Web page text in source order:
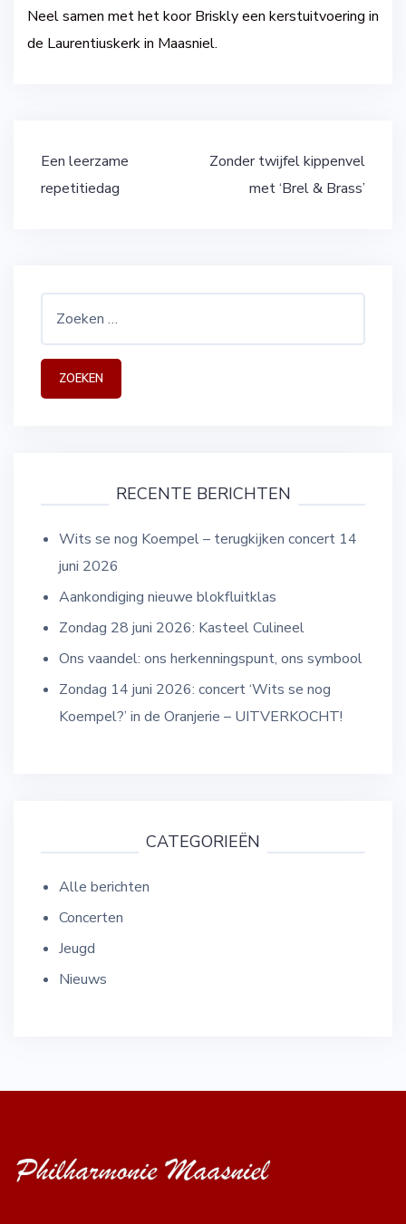
Neel samen met het koor Briskly een kerstuitvoering in
de Laurentiuskerk in Maasniel.
Bericht
navigatie
Een leerzame
repetitiedag
Zonder twijfel kippenvel
met ‘Brel & Brass’
RECENTE BERICHTEN
Wits se nog Koempel – terugkijken concert 14
juni 2026
Aankondiging nieuwe blokfluitklas
Zondag 28 juni 2026: Kasteel Culineel
Ons vaandel: ons herkenningspunt, ons symbool
Zondag 14 juni 2026: concert ‘Wits se nog
Koempel?’ in de Oranjerie – UITVERKOCHT!
CATEGORIEËN
Alle berichten
Concerten
Jeugd
Nieuws